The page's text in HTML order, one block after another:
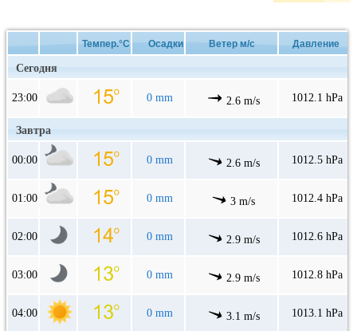
Темпер.°C Осадки Ветер м/с Давление
Сегодня
23:00 0 mm 2.6 m/s 1012.1 hPa
Завтра
00:00 0 mm 2.6 m/s 1012.5 hPa
01:00 0 mm 3 m/s 1012.4 hPa
02:00 0 mm 2.9 m/s 1012.6 hPa
03:00 0 mm 2.9 m/s 1012.8 hPa
04:00 0 mm 3.1 m/s 1013.1 hPa